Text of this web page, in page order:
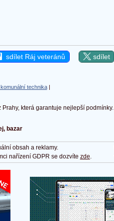
sdílet Ráj veteránů sdílet
technika|
Prahy, která garantuje nejlepší podmínky.
bazar
obsah a reklamy.
nařízení GDPR se dozvíte zde.